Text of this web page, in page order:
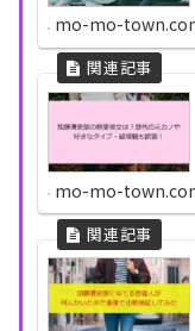
mo-mo-
mo-mo-